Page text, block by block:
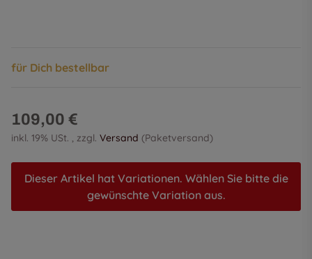
für Dich bestellbar
109,00 €
inkl. 19% USt. , zzgl. Versand (Paketversand)
Dieser Artikel hat Variationen. Wählen Sie bitte die
gewünschte Variation aus.